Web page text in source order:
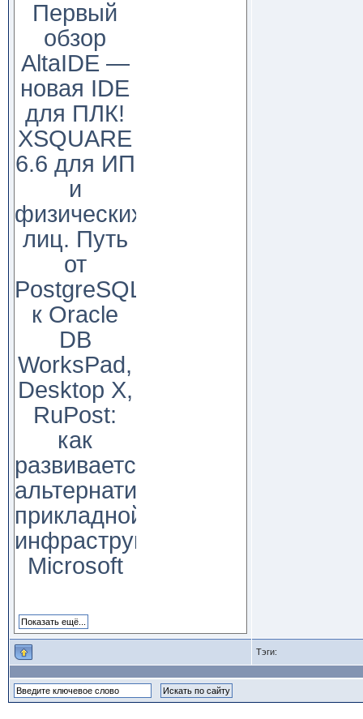
Первый
обзор
AltaIDE —
новая IDE
для ПЛК!
XSQUARE
6.6 для ИП
и
физических
лиц. Путь
от
PostgreSQL
к Oracle
DB
WorksPad,
Desktop X,
RuPost:
как
развивается
альтернатива
прикладной
инфраструктуре
Microsoft
Тэги: